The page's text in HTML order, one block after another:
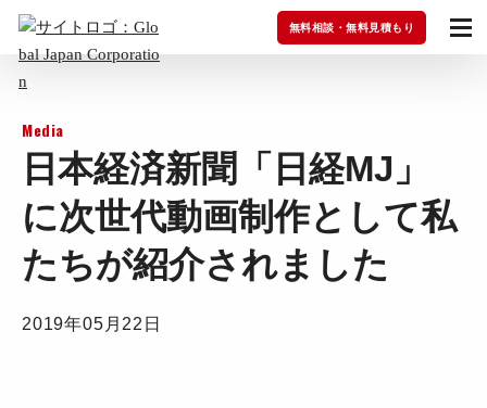
無料相談・無料見積もり
Media
日本経済新聞「日経MJ」
に次世代動画制作として私
たちが紹介されました
2019年05月22日